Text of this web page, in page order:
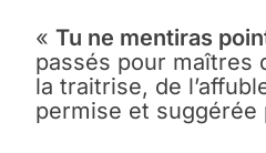
« Tu ne mentiras
passés pour maîtres
la traitrise, de
permise et suggérée